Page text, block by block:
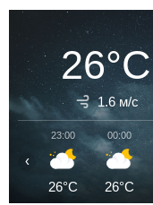
26°C
1.6 м/с
23:00
26°C
00:00
26°C
‹